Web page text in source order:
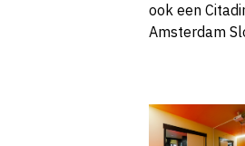
ook een
Amsterdam